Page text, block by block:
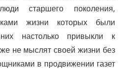
старшего поколения,
жизни которых были
настолько привыкли к
не мыслят своей жизни без
в продвижении газет